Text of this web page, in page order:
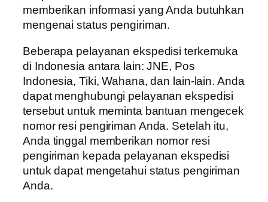
memberikan informasi yang Anda butuhkan
mengenai status pengiriman.
Beberapa pelayanan ekspedisi terkemuka
di Indonesia antara lain: JNE, Pos
Indonesia, Tiki, Wahana, dan lain-lain. Anda
dapat menghubungi pelayanan ekspedisi
tersebut untuk meminta bantuan mengecek
nomor resi pengiriman Anda. Setelah itu,
Anda tinggal memberikan nomor resi
pengiriman kepada pelayanan ekspedisi
untuk dapat mengetahui status pengiriman
Anda.